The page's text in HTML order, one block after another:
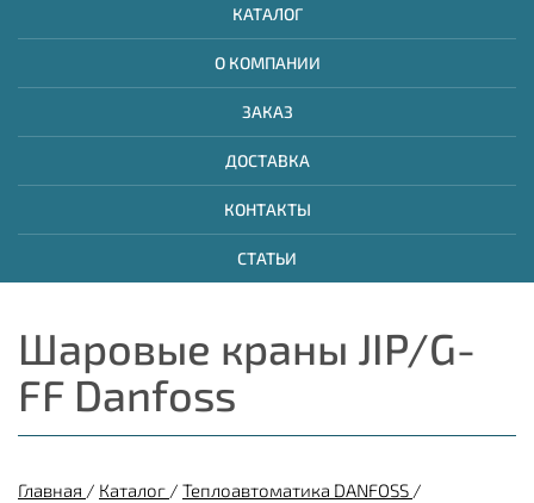
КАТАЛОГ
О КОМПАНИИ
ЗАКАЗ
ДОСТАВКА
КОНТАКТЫ
СТАТЬИ
Шаровые краны JIP/G-
FF Danfoss
Главная / Каталог / Теплоавтоматика DANFOSS /